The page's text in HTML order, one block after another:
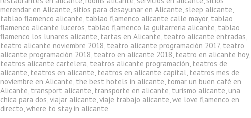
merendar en Alicante, sitios para desayunar en Alicante, sleep alicante,
tablao flamenco alicante, tablao flamenco alicante calle mayor, tablao
flamenco alicante luceros, tablao flamenco la guitarreria alicante, tablao
flamenco los lunares alicante, tartas en Alicante, teatro alicante entradas,
teatro alicante noviembre 2018, teatro alicante programación 2017, teatro
alicante programación 2018, teatro en alicante 2018, teatro en alicante hoy,
teatros alicante cartelera, teatros alicante programación, teatros de
alicante, teatros en alicante, teatros en alicante capital, teatros mes de
noviembre en Alicante, the best hotels in alicante, tomar un buen café en
Alicante, transport alicante, transporte en alicante, turismo alicante, una
chica para dos,viajar alicante,viaje trabajo alicante,we love flamenco en
directo,where to stay in alicante